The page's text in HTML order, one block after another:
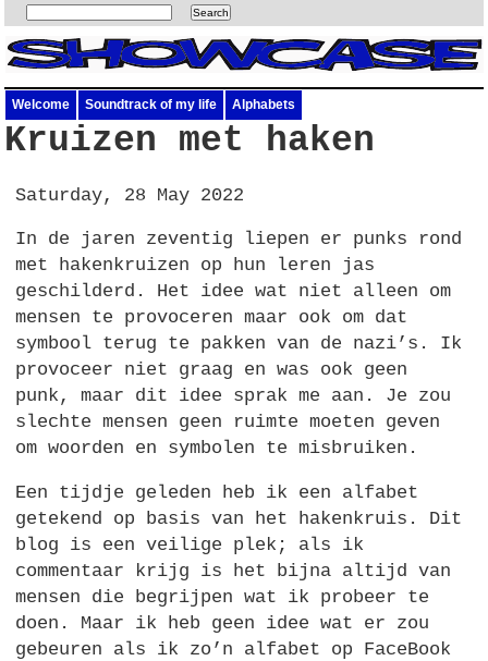
Welcome Soundtrack of my life Alphabets
Kruizen met haken
Saturday, 28 May 2022
In de jaren zeventig liepen er punks rond
met hakenkruizen op hun leren jas
geschilderd. Het idee wat niet alleen om
mensen te provoceren maar ook om dat
symbool terug te pakken van de nazi’s. Ik
provoceer niet graag en was ook geen
punk, maar dit idee sprak me aan. Je zou
slechte mensen geen ruimte moeten geven
om woorden en symbolen te misbruiken.
Een tijdje geleden heb ik een alfabet
getekend op basis van het hakenkruis. Dit
blog is een veilige plek; als ik
commentaar krijg is het bijna altijd van
mensen die begrijpen wat ik probeer te
doen. Maar ik heb geen idee wat er zou
gebeuren als ik zo’n alfabet op FaceBook